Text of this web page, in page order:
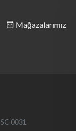
Mağazalarımız
SC 0031